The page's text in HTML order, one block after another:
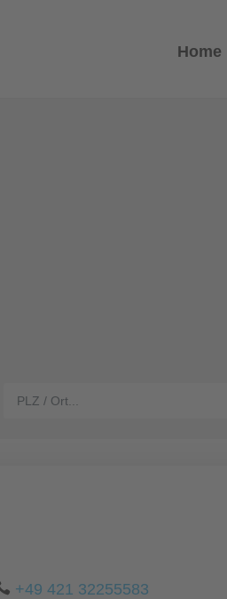
Home
+49 421 32255583